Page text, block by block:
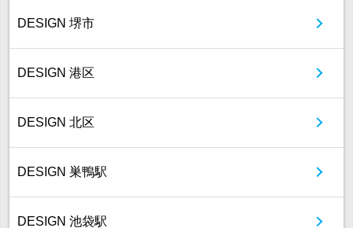
DESIGN 堺市
DESIGN 港区
DESIGN 北区
DESIGN 巣鴨駅
DESIGN 池袋駅